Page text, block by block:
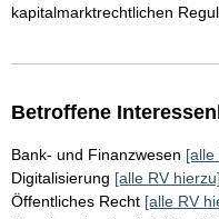
kapitalmarktrechtlichen
Betroffene
Bank- und Finanzwesen [alle
Digitalisierung [alle RV hierzu]
Öffentliches Recht [alle RV